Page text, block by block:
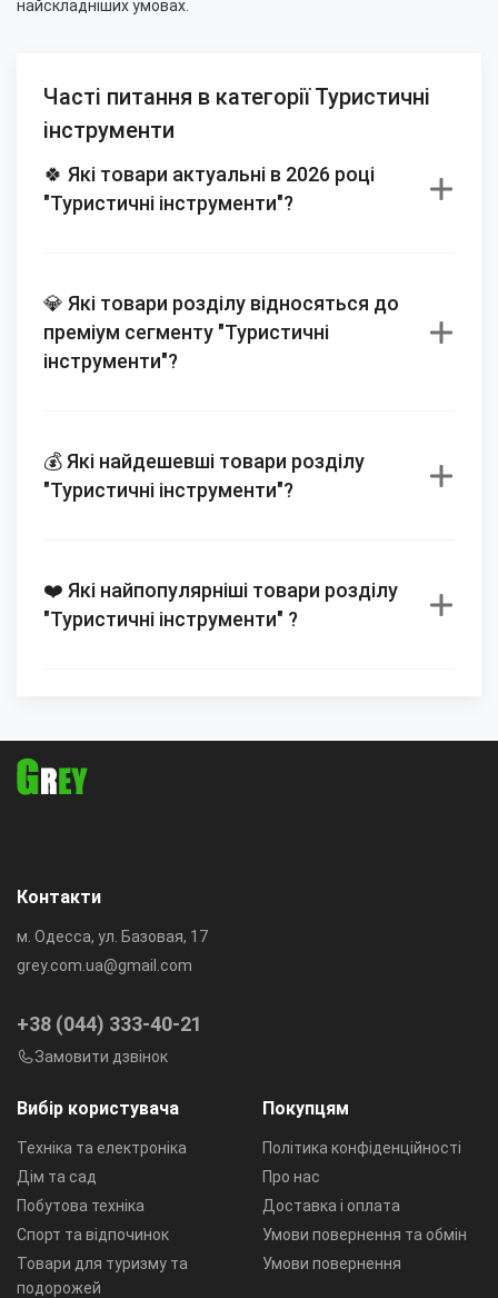
найскладніших умовах.
Часті питання в категорії Туристичні
інструменти
🍀 Які товари актуальні в 2026 році
"Туристичні інструменти"?
💎 Які товари розділу відносяться до
преміум сегменту "Туристичні
інструменти"?
💰 Які найдешевші товари розділу
"Туристичні інструменти"?
❤️ Які найпопулярніші товари розділу
"Туристичні інструменти" ?
Вибір користувача
Техніка та електроніка
Дім та сад
Побутова техніка
Спорт та відпочинок
Товари для туризму та
подорожей
Покупцям
Політика конфіденційності
Про нас
Доставка і оплата
Умови повернення та обмін
Умови повернення
Контакти
м. Одесса, ул. Базовая, 17
grey.com.ua@gmail.com
+38 (044) 333-40-21
Замовити дзвінок